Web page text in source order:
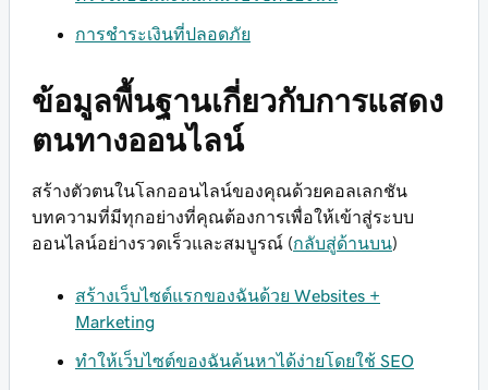
การชำระเงินที่ปลอดภัย
ข้อมูลพื้นฐานเกี่ยวกับการแสดง
ตนทางออนไลน์
สร้างตัวตนในโลกออนไลน์ของคุณด้วยคอลเลกชัน
บทความที่มีทุกอย่างที่คุณต้องการเพื่อให้เข้าสู่ระบบ
ออนไลน์อย่างรวดเร็วและสมบูรณ์ (กลับสู่ด้านบน)
สร้างเว็บไซต์แรกของฉันด้วย Websites +
Marketing
ทำให้เว็บไซต์ของฉันค้นหาได้ง่ายโดยใช้ SEO